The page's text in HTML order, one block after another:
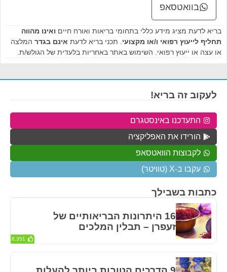
בוואטסאפ
בריא לדעת מציג מידע כללי בתחומי בריאות ואורח חיים ואינו מהווה
תחליף לייעוץ רפואי ו/או מקצועי . תכני בריא לדעת אינם בגדר המלצה
או עצה או ייעוץ רפואי. השימוש באתר באחריות בלעדית של הגולש/ת.
כתבות בשבילך
16 היתרונות הבריאותיים של
זעפרן – תבלין המלכים
6,351
לעקוב זה בריא!
התעדכנו באינסטגרם
הורידו את האפליקציה
לקבוצות הוואטסאפ
עקבו ב-X (טוויטר)